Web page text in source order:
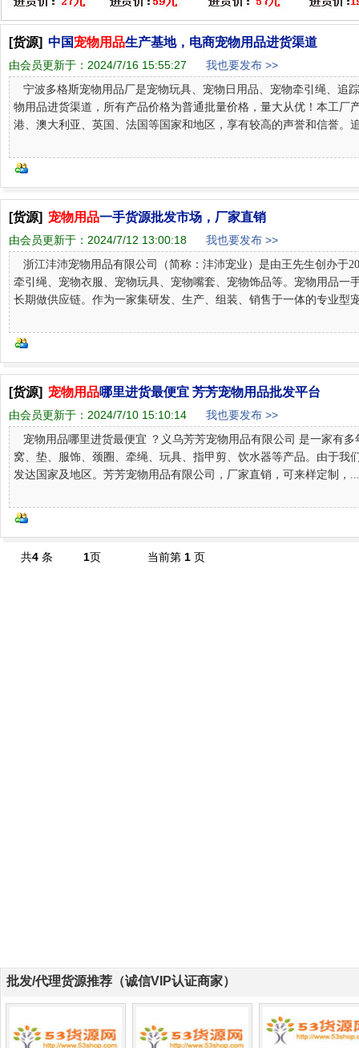
[货源] 中国宠物用品生产基地，电商宠物用品进货渠道
由会员更新于： 2024/7/16 15:55:27 我也要发布 >>
宁波多格斯宠物用品厂是宠物玩具、宠物日用品、宠物牵引绳、追
物用品进货渠道，所有产品价格为普通批量价格，量大从优！本工
港、澳大利亚、英国、法国等国家和地区，享有较高的声誉和信誉。
[货源] 宠物用品一手货源批发市场，厂家直销
由会员更新于： 2024/7/12 13:00:18 我也要发布 >>
浙江沣沛宠物用品有限公司（简称：沣沛宠业）是由王先生创办于
牵引绳、宠物衣服、宠物玩具、宠物嘴套、宠物饰品等。宠物用品
长期做供应链。作为一家集研发、生产、组装、销售于一体的专业型
[货源] 宠物用品哪里进货最便宜 芳芳宠物用品批发平台
由会员更新于： 2024/7/10 15:10:14 我也要发布 >>
宠物用品哪里进货最便宜 ？义乌芳芳宠物用品有限公司 是一家有
窝、垫、服饰、颈圈、牵绳、玩具、指甲剪、饮水器等产品。由于
发达国家及地区。芳芳宠物用品有限公司，厂家直销，可来样定制，
共4条 1页 当前第 1 页
批发/代理货源推荐（诚信VIP认证商家）